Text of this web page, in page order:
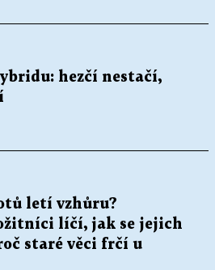
hezčí nestačí,
letí vzhůru?
líčí, jak se jejich
staré věci frčí u